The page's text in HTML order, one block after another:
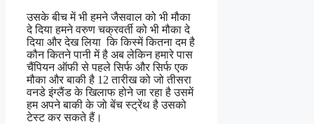
उसके बीच में भी हमने जैसवाल को भी मौका
दे दिया हमने वरुण चक्रवर्ती को भी मौका दे
दिया और देख लिया कि किस्में कितना दम है
कौन कितने पानी में है अब लेकिन हमारे पास
चैंपियन ऑफी से पहले सिर्फ और सिर्फ एक
मौका और बाकी है 12 तारीख को जो तीसरा
वनडे इंग्लैंड के खिलाफ होने जा रहा है उसमें
हम अपने बाकी के जो बेंच स्ट्रेंथ है उसको
टेस्ट कर सकते हैं।